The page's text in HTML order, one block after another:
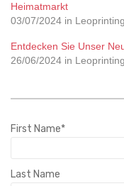
Heimatmarkt
03/07/2024 in
Entdecken Sie Unser
26/06/2024 in
First Name*
Last Name